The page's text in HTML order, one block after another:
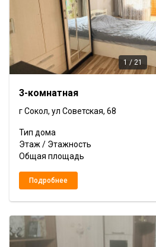
1 / 21
3-комнатная
г Сокол, ул Советская, 68
Тип дома
Этаж / Этажность
Общая площадь
Подробнее